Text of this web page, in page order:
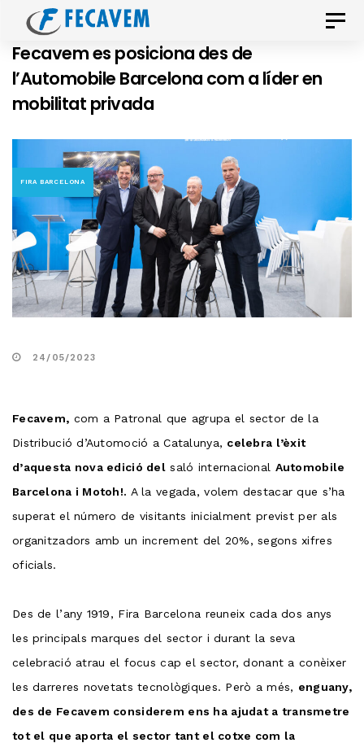
Skip
links
primary
navigation
Skip
Toggle
Fecavem es posiciona des de
l’Automobile Barcelona com a líder en
mobilitat privada
FIRA BARCELONA
24/05/2023
Fecavem, com a Patronal que agrupa el sector de la
Distribució d’Automoció a Catalunya, celebra l’èxit
d’aquesta nova edició del saló internacional Automobile
Barcelona i Motoh!. A la vegada, volem destacar que s’ha
superat el número de visitants inicialment previst per als
organitzadors amb un increment del 20%, segons xifres
oficials.
Des de l’any 1919, Fira Barcelona reuneix cada dos anys
les principals marques del sector i durant la seva
celebració atrau el focus cap el sector, donant a conèixer
les darreres novetats tecnològiques. Però a més, enguany,
des de Fecavem considerem ens ha ajudat a transmetre
tot el que aporta el sector tant el cotxe com la